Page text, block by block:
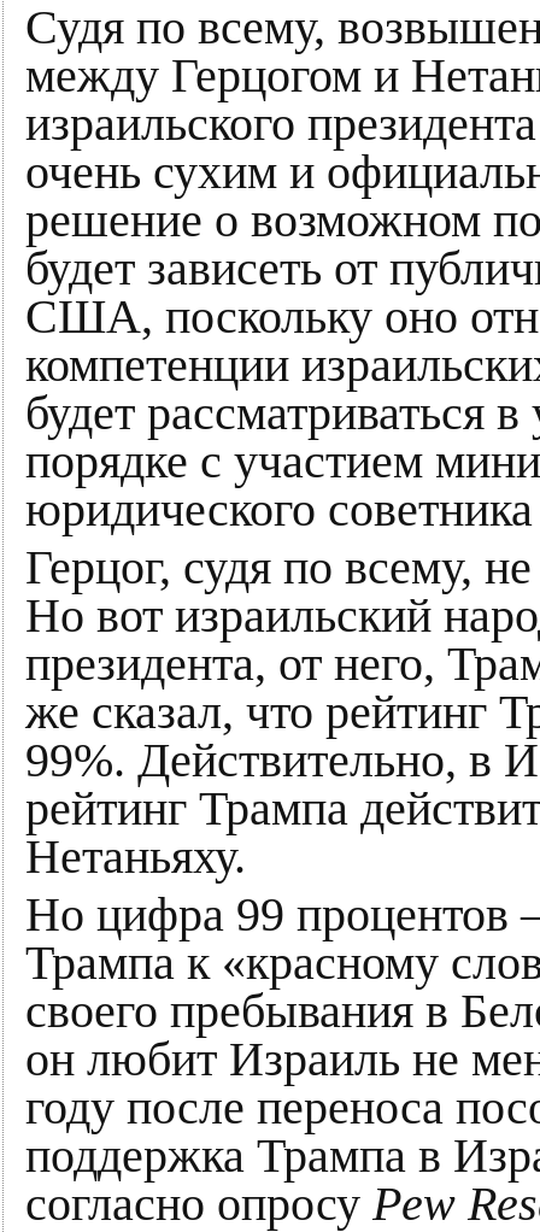
Судя по всему,
между Герцогом и
израильского
очень сухим и
решение о возможном
будет зависеть от
США, поскольку оно
компетенции
будет рассматриваться
порядке с участием
юридического
Герцог, судя по всему,
Но вот израильский
президента, от него,
же сказал, что рейтинг
99%. Действительно, в
рейтинг Трампа
Нетаньяху.
Но цифра 99 процентов
Трампа к «красному
своего пребывания в
он любит Израиль не
году после переноса
поддержка Трампа в
согласно опросуPew